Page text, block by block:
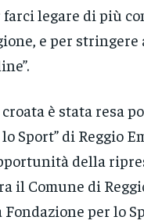
legare di più
e per stringere
è stata resa
Sport” di Reggio
della
il Comune di
per lo